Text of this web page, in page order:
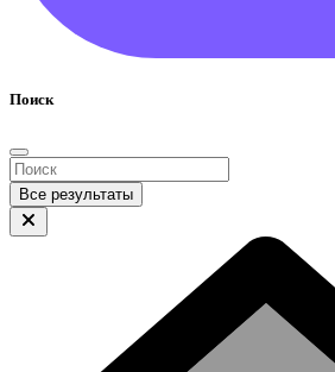
Поиск
Все результаты